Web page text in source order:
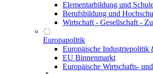
Elementarbildung und
Berufsbildung und
Wirtschaft - Gesellschaft -
Europapolitik
Europäische Industriepolitik
EU Binnenmarkt
Europäische Wirtschafts-